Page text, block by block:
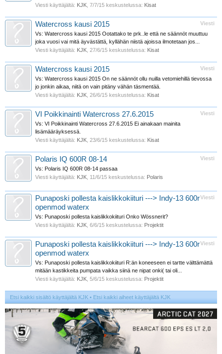
Viesti käyttäjältä: KJK 7/7/15 keskustelussa: Kisat
Viesti
Watercross kausi 2015
Vs: Watercross kausi 2015 Ootattako te prk..le että ne säännöt muuttuu
joka vuosi vai mitä äyvästättä, kyllähän niistä ajoissa ilmotetaan jos...
Viesti käyttäjältä: KJK 27/6/15 keskustelussa: Kisat
Viesti
Watercross kausi 2015
Vs: Watercross kausi 2015 On ne säännöt ollu nuilla vetomiehillä tievossa
jo jonkin aikaa, niitä on vain pitäny vähän täsmentää.
Viesti käyttäjältä: KJK 26/6/15 keskustelussa: Kisat
Viesti
VI Poikkinainti Watercross 27.6.2015
Vs: VI Poikkinainti Watercross 27.6.2015 Ei ainakaan mainita
lisämääräyksessä.
Viesti käyttäjältä: KJK 23/6/15 keskustelussa: Kisat
Viesti
Polaris IQ 600R 08-14
Vs: Polaris IQ 600R 08-14 passaa
Viesti käyttäjältä: KJK 11/6/15 keskustelussa: Polaris
Viesti
Punaposki pollesta kaislikkokiituri ---> Indy-13 600r
openmod waterx
Vs: Punaposki pollesta kaislikkokiituri Onko Wössnerit?
Viesti käyttäjältä: KJK 6/6/15 keskustelussa: Projektit
Viesti
Punaposki pollesta kaislikkokiituri ---> Indy-13 600r
openmod waterx
Vs: Punaposki pollesta kaislikkokiituri R:än koneeseen ei tartte välttämättä
mitään kastikkeita pumpata vaikka siinä ne nipat onki( tai oli...
Viesti käyttäjältä: KJK 5/6/15 keskustelussa: Projektit
Etsi kaikki sisältö käyttäjältä KJK Etsi kaikki aiheet käyttäjältä KJK